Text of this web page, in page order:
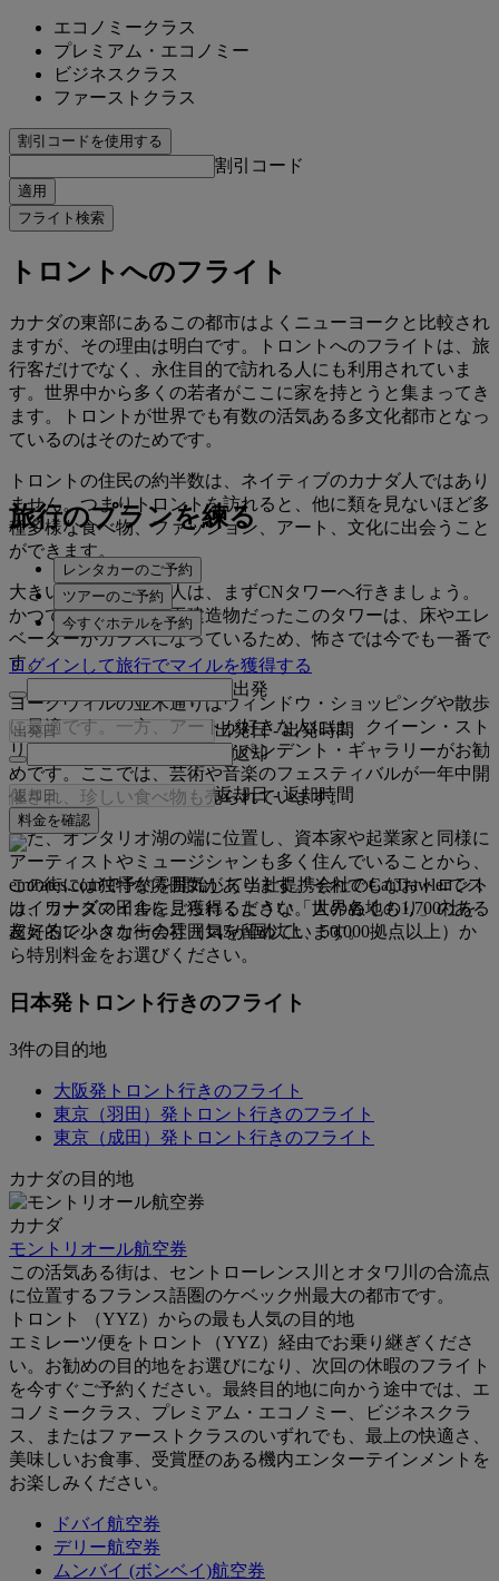
エコノミークラス
プレミアム・エコノミー
ビジネスクラス
ファーストクラス
割引コードを使用する
割引コード
適用
フライト検索
トロントへのフライト
カナダの東部にあるこの都市はよくニューヨークと比較され
ますが、その理由は明白です。トロントへのフライトは、旅
行客だけでなく、永住目的で訪れる人にも利用されていま
す。世界中から多くの若者がここに家を持とうと集まってき
ます。トロントが世界でも有数の活気ある多文化都市となっ
ているのはそのためです。
トロントの住民の約半数は、ネイティブのカナダ人ではあり
ません。つまりトロントを訪れると、他に類を見ないほど多
種多様な食べ物、ファッション、アート、文化に出会うこと
ができます。
大きいものが好きな人は、まずCNタワーへ行きましょう。
かつて世界最高の人工建造物だったこのタワーは、床やエレ
ベーターがガラスになっているため、怖さでは今でも一番で
す。
ヨークヴィルの並木通りはウィンドウ・ショッピングや散歩
に最適です。一方、アートが好きな人には、クイーン・スト
リート・ウェストのインディペンデント・ギャラリーがお勧
めです。ここでは、芸術や音楽のフェスティバルが一年中開
催され、珍しい食べ物も売られています。
また、オンタリオ湖の端に位置し、資本家や起業家と同様に
アーティストやミュージシャンも多く住んでいることから、
この街には独特な雰囲気があります。それでもなおトロント
は、カナダの田舎に見られるような「人のぬくもり」のある
友好的で小さな街の雰囲気を留めています。
旅行のプランを練る
レンタカーのご予約
ツアーのご予約
今すぐホテルを予約
ログインして旅行でマイルを獲得する
出発
出発日 - 出発時間
返却
返却日 - 返却時間
料金を確認
emirates.comで予約を開始して当社提携会社のCarTrawlerでス
カイワーズマイルをご獲得ください。世界各地の1,700社を
超えるレンタカー会社（145か国以上、50,000拠点以上）か
ら特別料金をお選びください。
日本発トロント行きのフライト
3件の目的地
大阪発トロント行きのフライト
東京（羽田）発トロント行きのフライト
東京（成田）発トロント行きのフライト
カナダの目的地
カナダ
モントリオール航空券
この活気ある街は、セントローレンス川とオタワ川の合流点
に位置するフランス語圏のケベック州最大の都市です。
トロント （YYZ）からの最も人気の目的地
エミレーツ便をトロント（YYZ）経由でお乗り継ぎくださ
い。お勧めの目的地をお選びになり、次回の休暇のフライト
を今すぐご予約ください。最終目的地に向かう途中では、エ
コノミークラス、プレミアム・エコノミー、ビジネスクラ
ス、またはファーストクラスのいずれでも、最上の快適さ、
美味しいお食事、受賞歴のある機内エンターテインメントを
お楽しみください。
ドバイ航空券
デリー航空券
ムンバイ (ボンベイ)航空券